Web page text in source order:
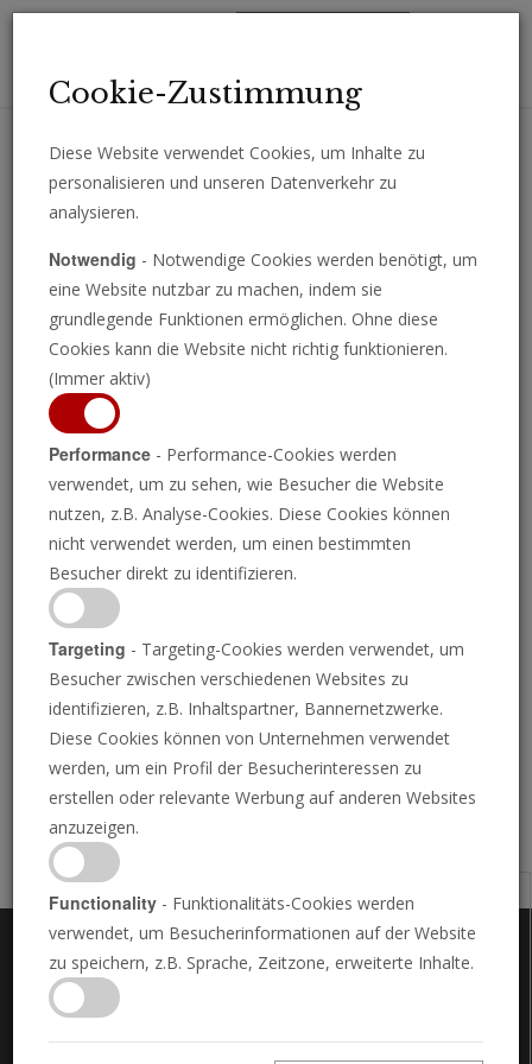
Erhalten Sie wichtige Analysen, Kommentare und Nachrichten
Le Pen als Präsidentin?
• 07.07.2026
in französisches Gericht hat heute den Weg für die
rechtsgerichtete Politikerin Marine Le Pen
geebnet, in die Politik zurückzukehren und im nächsten
Jahr für das Amt der französischen Präsidentin zu
kandidieren, indem es ihr Verbot der Ausübung
öffentlicher Ämter verkürzt hat.
E-Mail
PDF herunterladen
Schriftgröße
Auf X teilen
ÜBER UNS KONTAKT HÄUFIG GESTELLTE FRAGEN
Cookie-Zustimmung
Diese Website verwendet Cookies, um Inhalte zu
personalisieren und unseren Datenverkehr zu
analysieren.
Notwendig - Notwendige Cookies werden benötigt, um
eine Website nutzbar zu machen, indem sie
grundlegende Funktionen ermöglichen. Ohne diese
Cookies kann die Website nicht richtig funktionieren.
(Immer aktiv)
Performance - Performance-Cookies werden
verwendet, um zu sehen, wie Besucher die Website
nutzen, z.B. Analyse-Cookies. Diese Cookies können
nicht verwendet werden, um einen bestimmten
Besucher direkt zu identifizieren.
Targeting - Targeting-Cookies werden verwendet, um
Besucher zwischen verschiedenen Websites zu
identifizieren, z.B. Inhaltspartner, Bannernetzwerke.
Diese Cookies können von Unternehmen verwendet
werden, um ein Profil der Besucherinteressen zu
erstellen oder relevante Werbung auf anderen Websites
anzuzeigen.
Functionality - Funktionalitäts-Cookies werden
verwendet, um Besucherinformationen auf der Website
zu speichern, z.B. Sprache, Zeitzone, erweiterte Inhalte.